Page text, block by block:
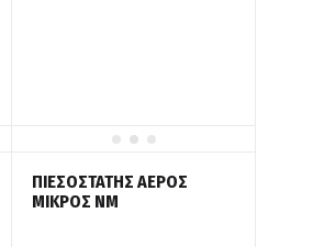
ΠΙΕΣΟΣΤΑΤΗΣ ΑΕΡΟΣ
ΜΙΚΡΟΣ ΝΜ